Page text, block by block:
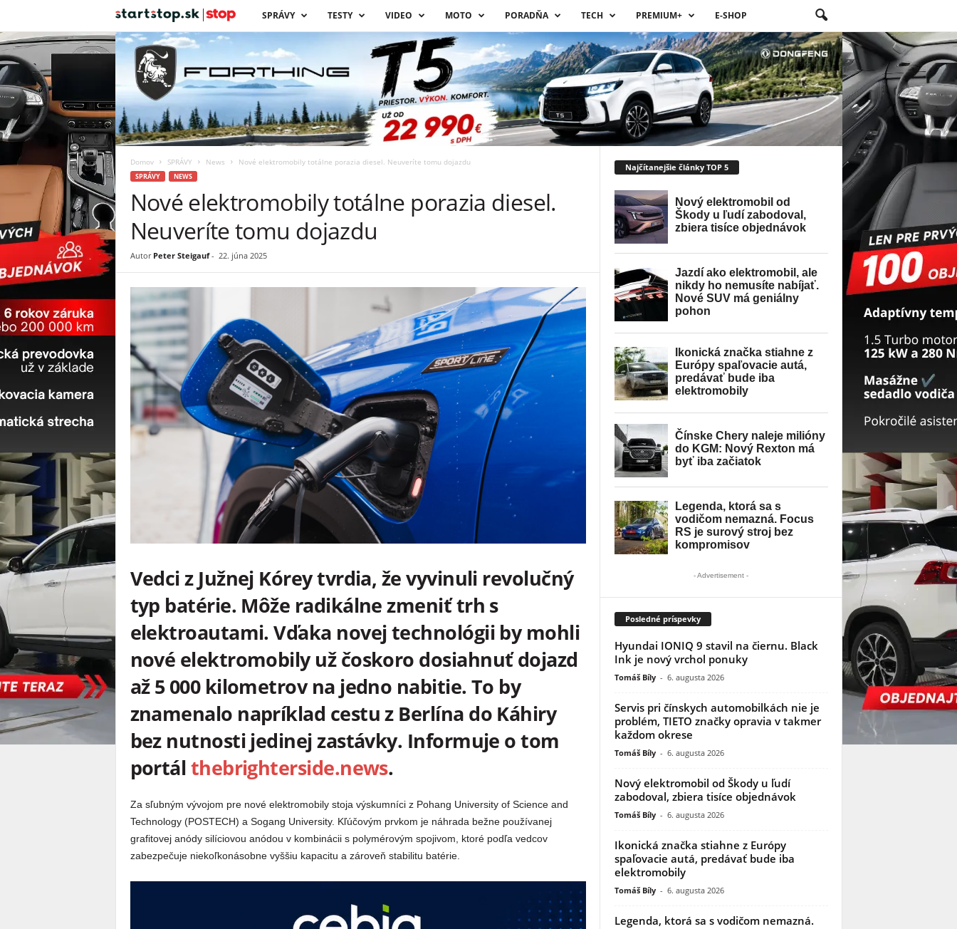
a
r
t
t
o
SPRÁVY TESTY VIDEO MOTO PORADŇA TECH PREMIUM+ E-SHOP
Domov SPRÁVY News Nové elektromobily totálne porazia diesel. Neuveríte tomu dojazdu
SPRÁVY NEWS
Nové elektromobily totálne porazia diesel.
Neuveríte tomu dojazdu
Autor Peter Steigauf- 22. júna 2025
Vedci z Južnej Kórey tvrdia, že vyvinuli revolučný
typ batérie. Môže radikálne zmeniť trh s
elektroautami. Vďaka novej technológii by mohli
nové elektromobily už čoskoro dosiahnuť dojazd
až 5 000 kilometrov na jedno nabitie. To by
znamenalo napríklad cestu z Berlína do Káhiry
bez nutnosti jedinej zastávky. Informuje o tom
portálthebrighterside.news.
Za sľubným vývojom pre nové elektromobily stoja výskumníci z Pohang University of Science and
Technology (POSTECH) a Sogang University. Kľúčovým prvkom je náhrada bežne používanej
grafitovej anódy silíciovou anódou v kombinácii s polymérovým spojivom, ktoré podľa vedcov
zabezpečuje niekoľkonásobne vyššiu kapacitu a zároveň stabilitu batérie.
Najčítanejšie články TOP 5
- Advertisement -
Posledné príspevky
Hyundai IONIQ 9 stavil na čiernu. Black
Ink je nový vrchol ponuky
Tomáš Bíly - 6. augusta 2026
Servis pri čínskych automobilkách nie je
problém, TIETO značky opravia v takmer
každom okrese
Tomáš Bíly - 6. augusta 2026
Nový elektromobil od Škody u ľudí
zabodoval, zbiera tisíce objednávok
Tomáš Bíly - 6. augusta 2026
Ikonická značka stiahne z Európy
spaľovacie autá, predávať bude iba
elektromobily
Tomáš Bíly - 6. augusta 2026
Legenda, ktorá sa s vodičom nemazná.